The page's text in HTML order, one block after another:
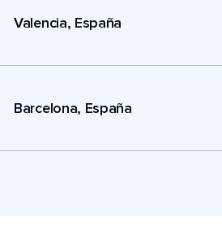
Valencia, España
Barcelona, España